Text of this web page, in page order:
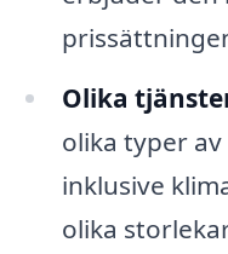
Olika
olika typer
inklusive
olika